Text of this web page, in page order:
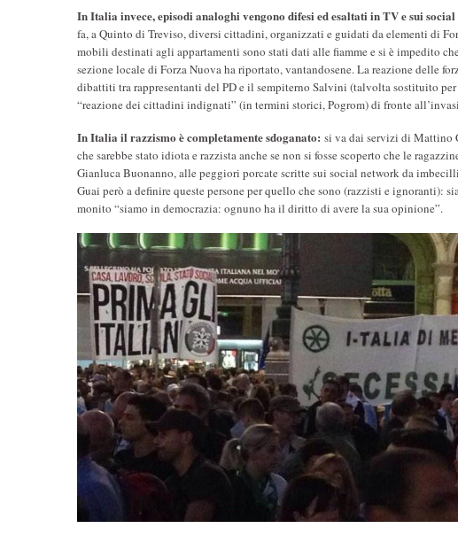
In Italia invece, episodi analoghi vengono difesi ed esaltati in TV e sui
fa, a Quinto di Treviso, diversi cittadini, organizzati e guidati da elementi di
mobili destinati agli appartamenti sono stati dati alle fiamme e si è impedito
sezione locale di Forza Nuova ha riportato, vantandosene. La reazione delle
dibattiti tra rappresentanti del PD e il sempiterno Salvini (talvolta sostituito
“reazione dei cittadini indignati” (in termini storici, Pogrom) di fronte
In Italia il razzismo è completamente sdoganato: si va dai servizi di Mattino
che sarebbe stato idiota e razzista anche se non si fosse scoperto che le
Gianluca Buonanno, alle peggiori porcate scritte sui social network da
Guai però a definire queste persone per quello che sono (razzisti e ignoranti):
monito “siamo in democrazia: ognuno ha il diritto di avere la sua opinione”.